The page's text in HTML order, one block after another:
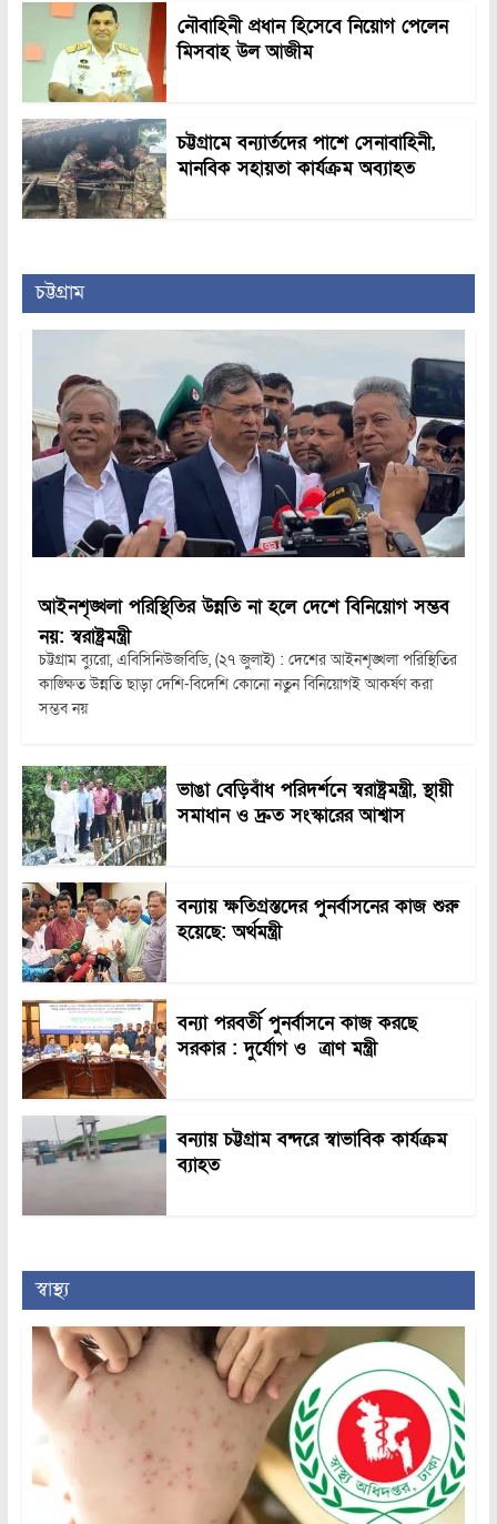
নৌবাহিনী প্রধান হিসেবে নিয়োগ পেলেন
মিসবাহ উল আজীম
চট্টগ্রামে বন্যার্তদের পাশে সেনাবাহিনী,
মানবিক সহায়তা কার্যক্রম অব্যাহত
চট্টগ্রাম
আইনশৃঙ্খলা পরিস্থিতির উন্নতি না হলে দেশে বিনিয়োগ সম্ভব
নয়: স্বরাষ্ট্রমন্ত্রী
চট্টগ্রাম ব্যুরো, এবিসিনিউজবিডি, (২৭ জুলাই) : দেশের আইনশৃঙ্খলা পরিস্থিতির
কাঙ্ক্ষিত উন্নতি ছাড়া দেশি-বিদেশি কোনো নতুন বিনিয়োগই আকর্ষণ করা
সম্ভব নয়
ভাঙা বেড়িবাঁধ পরিদর্শনে স্বরাষ্ট্রমন্ত্রী, স্থায়ী
সমাধান ও দ্রুত সংস্কারের আশ্বাস
বন্যায় ক্ষতিগ্রস্তদের পুনর্বাসনের কাজ শুরু
হয়েছে: অর্থমন্ত্রী
বন্যা পরবর্তী পুনর্বাসনে কাজ করছে
সরকার : দুর্যোগ ও ত্রাণ মন্ত্রী
বন্যায় চট্টগ্রাম বন্দরে স্বাভাবিক কার্যক্রম
ব্যাহত
স্বাস্থ্য